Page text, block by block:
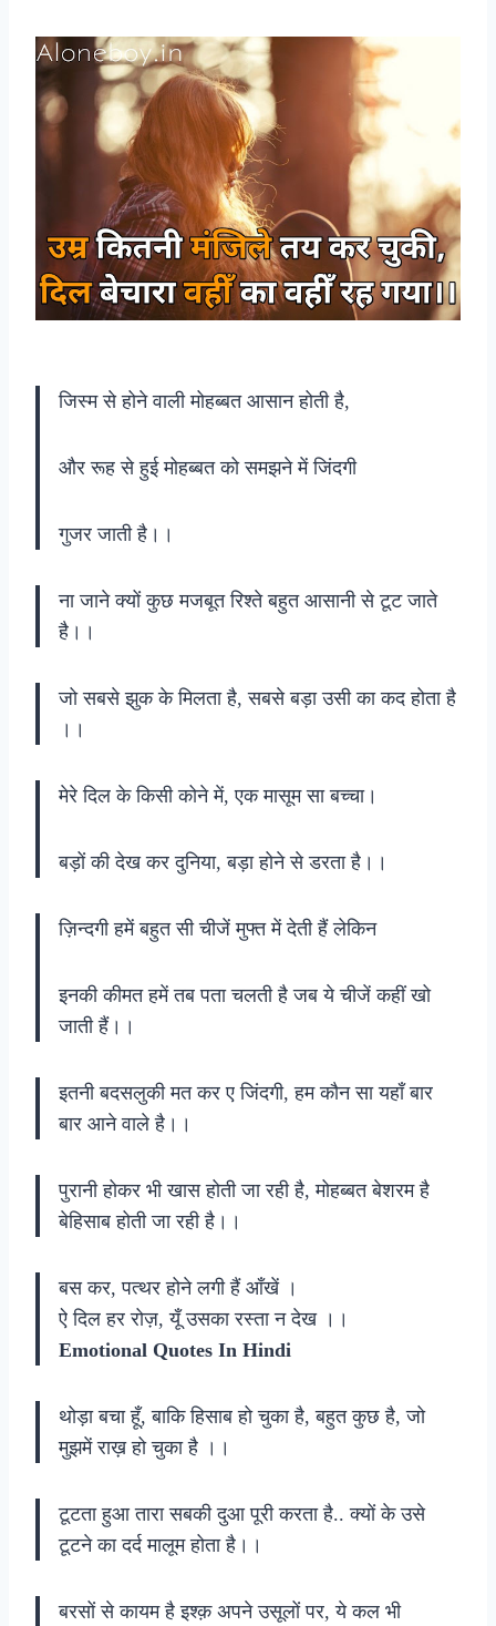
जिस्म से होने वाली मोहब्बत आसान होती है,
और रूह से हुई मोहब्बत को समझने में जिंदगी
गुजर जाती है।।
ना जाने क्यों कुछ मजबूत रिश्ते बहुत आसानी से टूट जाते
है।।
जो सबसे झुक के मिलता है, सबसे बड़ा उसी का कद होता है
।।
मेरे दिल के किसी कोने में, एक मासूम सा बच्चा।
बड़ों की देख कर दुनिया, बड़ा होने से डरता है।।
ज़िन्दगी हमें बहुत सी चीजें मुफ्त में देती हैं लेकिन
इनकी कीमत हमें तब पता चलती है जब ये चीजें कहीं खो
जाती हैं।।
इतनी बदसलुकी मत कर ए जिंदगी, हम कौन सा यहाँ बार
बार आने वाले है।।
पुरानी होकर भी खास होती जा रही है, मोहब्बत बेशरम है
बेहिसाब होती जा रही है।।
बस कर, पत्थर होने लगी हैं आँखें ।
ऐ दिल हर रोज़, यूँ उसका रस्ता न देख ।।
Emotional Quotes In Hindi
थोड़ा बचा हूँ, बाकि हिसाब हो चुका है, बहुत कुछ है, जो
मुझमें राख़ हो चुका है ।।
टूटता हुआ तारा सबकी दुआ पूरी करता है.. क्यों के उसे
टूटने का दर्द मालूम होता है।।
बरसों से कायम है इश्क़ अपने उसूलों पर, ये कल भी